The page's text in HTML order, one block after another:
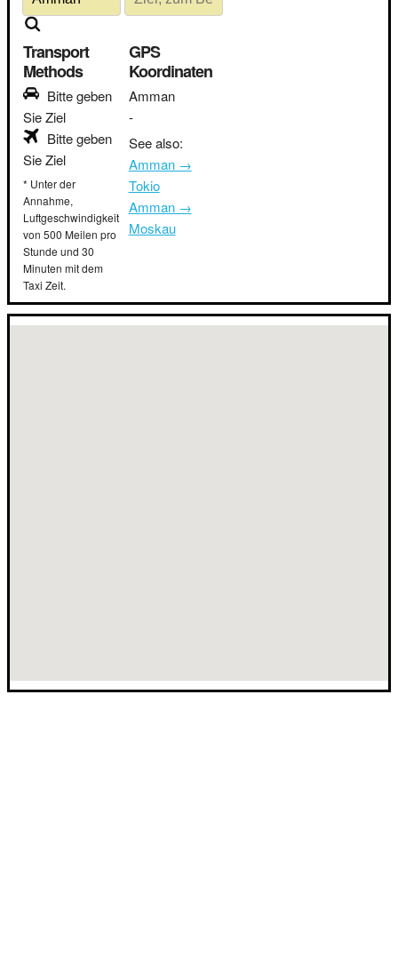
Transport
Methods
Bitte geben
Sie Ziel
Bitte geben
Sie Ziel
* Unter der
Annahme,
Luftgeschwindigkeit
von 500 Meilen pro
Stunde und 30
Minuten mit dem
Taxi Zeit.
GPS
Koordinaten
Amman
-
See also:
Amman →
Tokio
Amman →
Moskau